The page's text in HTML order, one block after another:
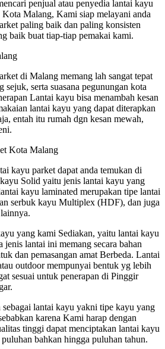
penjual atau penyedia lantai kayu
Malang, Kami siap melayani anda
paling baik dan paling konsisten
baik buat tiap-tiap pemakai kami.
di Malang memang lah sangat tepat
sejuk, serta suasana pegunungan kota
Lantai kayu bisa menambah kesan
lantai kayu yang dapat diterapkan
entah itu rumah dgn kesan mewah,
Kota Malang
kayu parket dapat anda temukan di
Solid yaitu jenis lantai kayu yang
kayu laminated merupakan tipe lantai
serbuk kayu Multiplex (HDF), dan juga
yang kami Sediakan, yaitu lantai kayu
lantai ini memang secara bahan
dan pemasangan amat Berbeda. Lantai
outdoor mempunyai bentuk yg lebih
sesuai untuk penerapan di Pinggir
lantai kayu yakni tipe kayu yang
karena Kami harap dengan
tinggi dapat menciptakan lantai kayu
bahkan hingga puluhan tahun.